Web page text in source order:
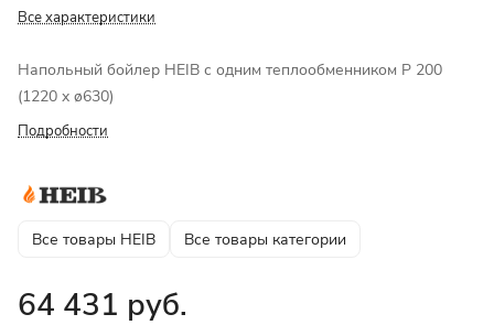
Все характеристики
Напольный бойлер HEIB с одним теплообменником P 200
(1220 x ø630)
Подробности
Все товары HEIB Все товары категории
64 431 руб.